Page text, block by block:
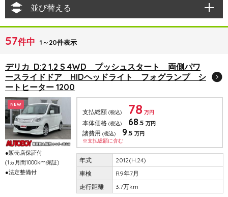
並び替える
57件中 1～20件表示
デリカ D:2 1.2 S 4WD プッシュスタート 両側パワ
ースライドドア HIDヘッドライト フォグランプ シ
ートヒーター 1200
NEW
●販売店保証付
(1ヵ月間1000km保証)
●法定整備付
支払総額 (税込) 78 万円
本体価格 (税込) 68.5 万円
諸費用 (税込) 9.5 万円
※支払総額に含む
2012(H.24)
R9年7月
3.7万km